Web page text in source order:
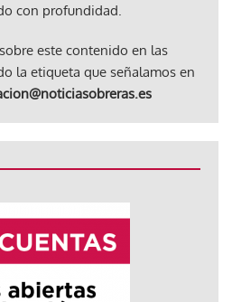
con profundidad.
este contenido en las
la etiqueta que señalamos en